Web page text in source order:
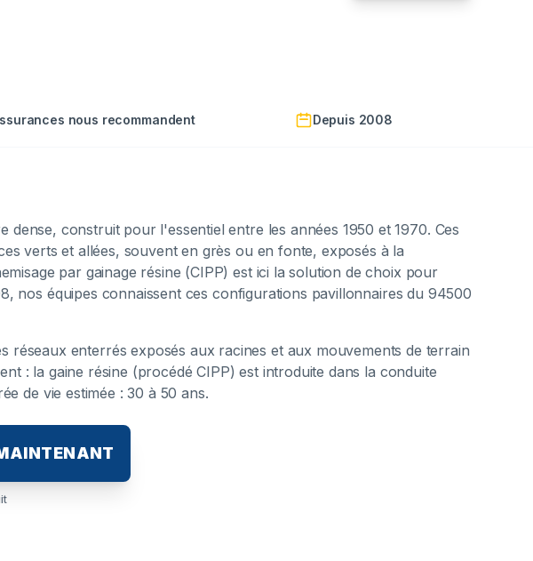
nous recommandent Depuis 2008
construit pour l'essentiel entre les années 1950 et 1970. Ces
verts et allées, souvent en grès ou en fonte, exposés à la
par gainage résine (CIPP) est ici la solution de choix pour
nos équipes connaissent ces configurations pavillonnaires du 94500
réseaux enterrés exposés aux racines et aux mouvements de terrain
: la gaine résine (procédé CIPP) est introduite dans la conduite
de vie estimée : 30 à 50 ans.